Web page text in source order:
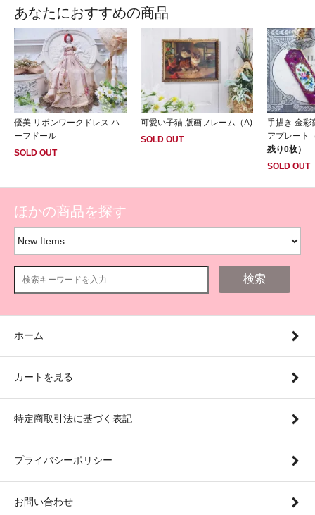
あなたにおすすめの商品
優美 リボンワークドレス ハ
ーフドール
SOLD OUT
可愛い子猫 版画フレーム（A)
SOLD OUT
手描き 金彩
アプレート
残り0枚）
SOLD OUT
ほかの商品を探す
検索
ホーム
カートを見る
特定商取引法に基づく表記
プライバシーポリシー
お問い合わせ